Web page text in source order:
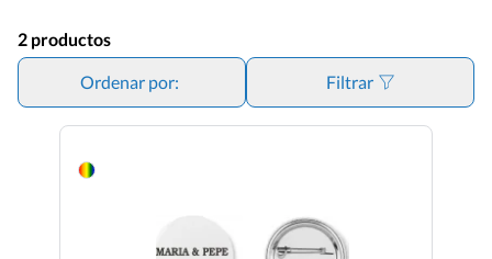
2 productos
Ordenar por: Filtrar